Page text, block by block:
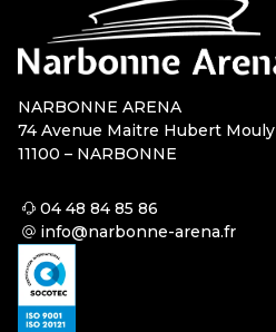
NARBONNE ARENA
74 Avenue Maitre Hubert Mouly
11100 – NARBONNE
04 48 84 85 86
info@narbonne-arena.fr